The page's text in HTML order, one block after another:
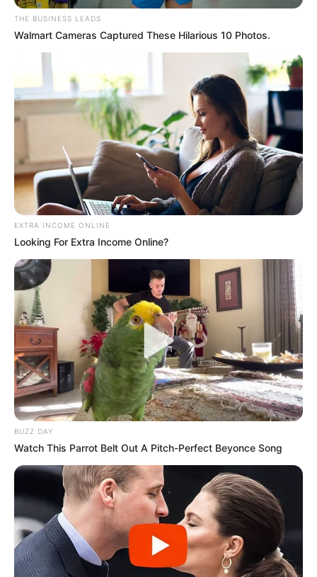
ΤΑ ΠΙΟ ΔΗΜΟΦΙΛΗ
THE BUSINESS LEADS
Walmart Cameras Captured These Hilarious 10 Photos.
EXTRA INCOME ONLINE
Looking For Extra Income Online?
BUZZ DAY
Watch This Parrot Belt Out A Pitch-Perfect Beyonce Song